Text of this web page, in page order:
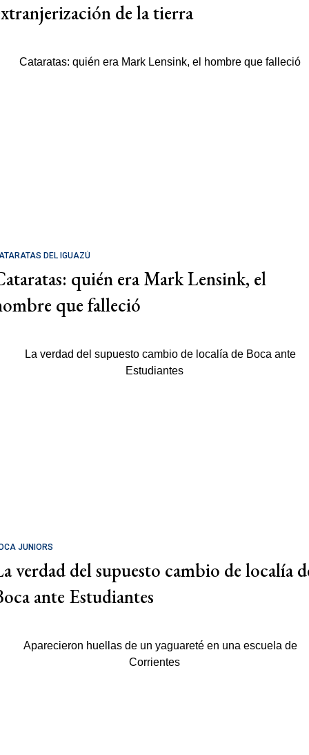
de la tierra
DEL IGUAZÚ
quién era Mark Lensink, el
que falleció
JUNIORS
verdad del supuesto cambio de localía
ante Estudiantes